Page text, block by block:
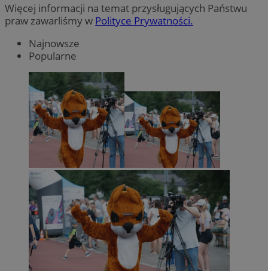
Więcej informacji na temat przysługujących Państwu
praw zawarliśmy w Polityce Prywatności.
Najnowsze
Popularne